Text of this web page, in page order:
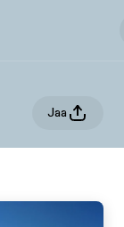
Jaa